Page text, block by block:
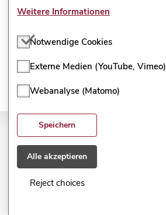
PL 2023, modifiziert nach ines.bildung-rp.de
Impressum
Weitere Informationen
Notwendige Cookies
Externe Medien (YouTube, Vimeo)
Webanalyse (Matomo)
Speichern
Alle akzeptieren
Reject choices